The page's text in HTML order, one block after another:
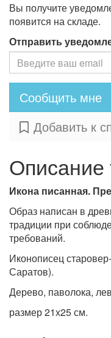
Вы получите
появится на складе.
Отправить
Сообщить мне
Добавить к
Описание
Икона писанная.
Образ написан в
традиции при
требований.
Иконописец
Саратов).
Дерево, паволока,
размер 21х25 см.